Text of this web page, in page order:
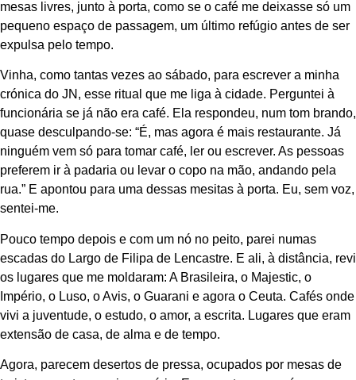
mesas livres, junto à porta, como se o café me deixasse só um
pequeno espaço de passagem, um último refúgio antes de ser
expulsa pelo tempo.
Vinha, como tantas vezes ao sábado, para escrever a minha
crónica do JN, esse ritual que me liga à cidade. Perguntei à
funcionária se já não era café. Ela respondeu, num tom brando,
quase desculpando-se: “É, mas agora é mais restaurante. Já
ninguém vem só para tomar café, ler ou escrever. As pessoas
preferem ir à padaria ou levar o copo na mão, andando pela
rua.” E apontou para uma dessas mesitas à porta. Eu, sem voz,
sentei-me.
Pouco tempo depois e com um nó no peito, parei numas
escadas do Largo de Filipa de Lencastre. E ali, à distância, revi
os lugares que me moldaram: A Brasileira, o Majestic, o
Império, o Luso, o Avis, o Guarani e agora o Ceuta. Cafés onde
vivi a juventude, o estudo, o amor, a escrita. Lugares que eram
extensão de casa, de alma e de tempo.
Agora, parecem desertos de pressa, ocupados por mesas de